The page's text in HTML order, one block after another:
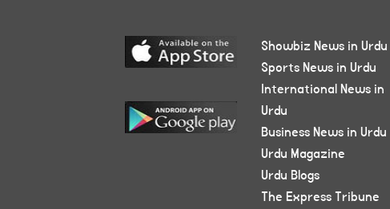
Showbiz News in Urdu
Sports News in Urdu
International News in
Urdu
Business News in Urdu
Urdu Magazine
Urdu Blogs
The Express Tribune